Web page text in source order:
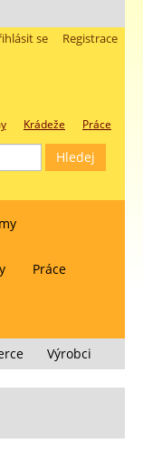
Registrace
se
Krádeže Práce
Práce
Výrobci